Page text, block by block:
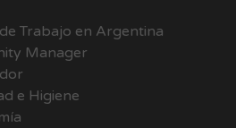
Trabajo en Argentina
Manager
e Higiene